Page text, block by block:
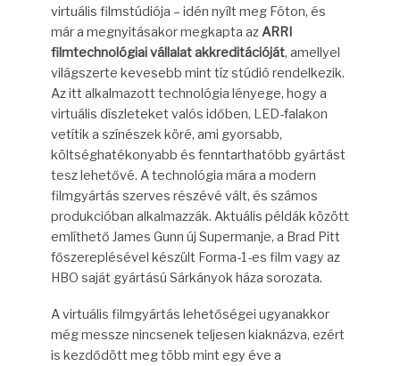
virtuális filmstúdiója – idén nyílt meg Fóton, és
már a megnyitásakor megkapta azARRI
filmtechnológiai vállalat akkreditációját, amellyel
világszerte kevesebb mint tíz stúdió rendelkezik.
Az itt alkalmazott technológia lényege, hogy a
virtuális díszleteket valós időben, LED-falakon
vetítik a színészek köré, ami gyorsabb,
költséghatékonyabb és fenntarthatóbb gyártást
tesz lehetővé. A technológia mára a modern
filmgyártás szerves részévé vált, és számos
produkcióban alkalmazzák. Aktuális példák között
említhető James Gunn új Supermanje, a Brad Pitt
főszereplésével készült Forma-1-es film vagy az
HBO saját gyártású Sárkányok háza sorozata.
A virtuális filmgyártás lehetőségei ugyanakkor
még messze nincsenek teljesen kiaknázva, ezért
is kezdődött meg több mint egy éve a